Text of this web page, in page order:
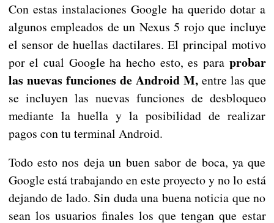
Con estas instalaciones Google ha querido dotar a
algunos empleados de un Nexus 5 rojo que incluye
el sensor de huellas dactilares. El principal motivo
por el cual Google ha hecho esto, es paraprobar
las nuevas funciones de Android M,entre las que
se incluyen las nuevas funciones de desbloqueo
mediante la huella y la posibilidad de realizar
pagos con tu terminal Android.
Todo esto nos deja un buen sabor de boca, ya que
Google está trabajando en este proyecto y no lo está
dejando de lado. Sin duda una buena noticia que no
sean los usuarios finales los que tengan que estar